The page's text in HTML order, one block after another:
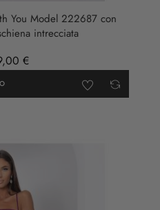
You Model 222687 con
intrecciata
€